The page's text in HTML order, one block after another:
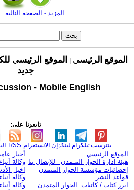
المزيد - الصفحة التالية
الموقع الرئيسي الموقع الرئيسي
جديد
- Mobile English
تابعونا على:
RSS الانستغرام لينكدإن تيلكرامبنترست
الموقع الرئيسي
هيئة ادارة الحوار المتمدن - للإتصال بنا
إحصائيات مؤسسة الحوار المتمدن
قواعد النشر
ابرز كتاب / كاتبات الحوار المتمدن
أخبار
وكالة
اخبار
وكالة
وكالة